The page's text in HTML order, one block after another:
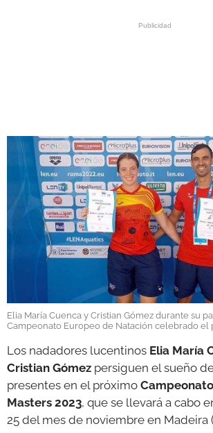
Elia María Cuenca y Cristian Gómez durante su
Campeonato Europeo de Natación celebrado el
Los nadadores lucentinos Elia María
Cristian Gómez persiguen el sueño
presentes en el próximo
Masters 2023, que se llevará a cabo
25 del mes de noviembre en Madeira